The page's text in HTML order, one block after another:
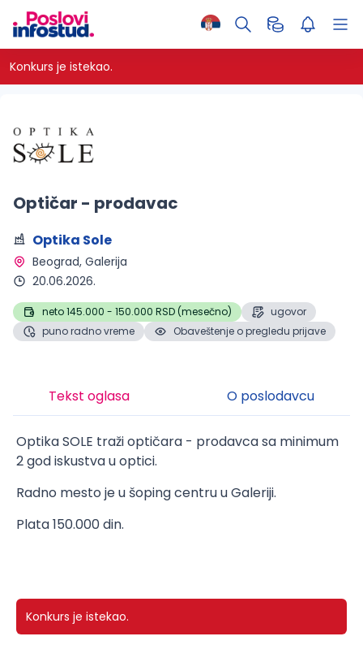
Konkurs je istekao.
Optičar - prodavac
Optika Sole
Beograd, Galerija
20.06.2026.
neto 145.000 - 150.000 RSD (mesečno)
ugovor
puno radno vreme
Obaveštenje o pregledu prijave
Tekst oglasa O poslodavcu
Optika SOLE traži optičara - prodavcasa minimum
2 god iskustva u optici.
Radno mesto je u šoping centru u Galeriji.
Plata 150.000 din.
Konkurs je istekao.